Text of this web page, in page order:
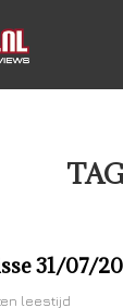
31/07/
leestijd